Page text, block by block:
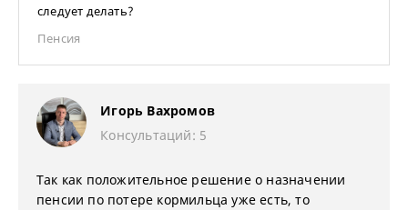
следует делать?
Пенсия
Игорь Вахромов
Консультаций: 5
Так как положительное решение о назначении
пенсии по потере кормильца уже есть, то